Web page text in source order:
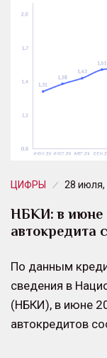
ЦИФРЫ 28 июля,
НБКИ: в июне
автокредита
По данным
сведения в
(НБКИ), в июне
автокредитов